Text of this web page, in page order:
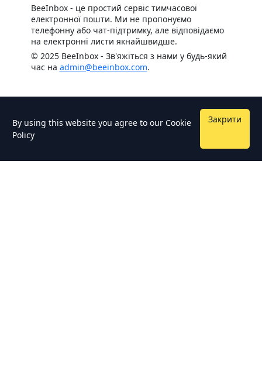
BeeInbox - це простий сервіс тимчасової
електронної пошти. Ми не пропонуємо
телефонну або чат-підтримку, але відповідаємо
на електронні листи якнайшвидше.
© 2025 BeeInbox - Зв'яжіться з нами у будь-який
час на admin@beeinbox.com.
By using this website you agree to our Cookie
Policy
Закрити